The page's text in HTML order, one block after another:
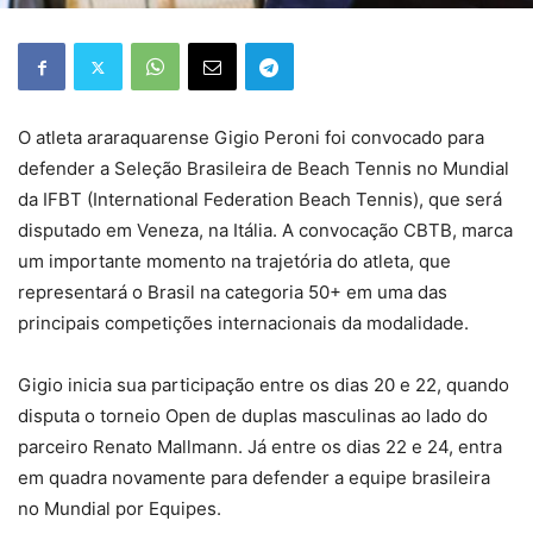
O atleta araraquarense Gigio Peroni foi convocado para
defender a Seleção Brasileira de Beach Tennis no Mundial
da IFBT (International Federation Beach Tennis), que será
disputado em Veneza, na Itália. A convocação CBTB, marca
um importante momento na trajetória do atleta, que
representará o Brasil na categoria 50+ em uma das
principais competições internacionais da modalidade.
Gigio inicia sua participação entre os dias 20 e 22, quando
disputa o torneio Open de duplas masculinas ao lado do
parceiro Renato Mallmann. Já entre os dias 22 e 24, entra
em quadra novamente para defender a equipe brasileira
no Mundial por Equipes.